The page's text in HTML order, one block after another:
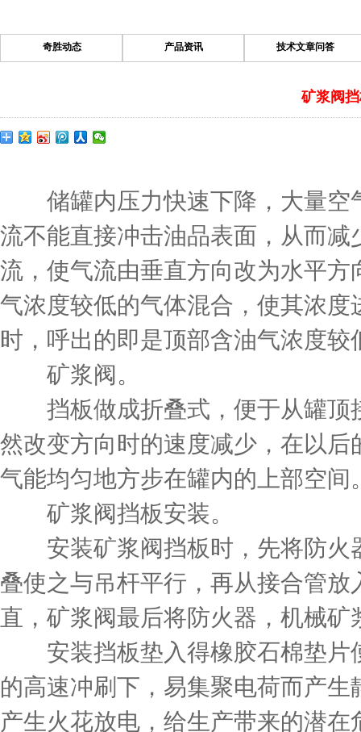
奇胜动态 产品资讯 技术文章问答
矿浆阀
储罐内压力快速下降，大量空
流不能直接冲击油品表面，从而
流，使气流由垂直方向改为水平
气浓度较低的气体混合，使其浓
时，呼出的即是顶部含油气浓度
矿浆阀。
挡板做成折叠式，便于从罐顶
然改变方向时的速度减少，在以
气能均匀地方步在罐内的上部空间
矿浆阀挡板安装。
安装矿浆阀挡板时，先将防火
叠使之与吊杆平行，再从接合管
直， 矿浆阀最后将防火器，机械矿
安装挡板垫入得橡胶石棉垫片
的高速冲刷下，易集聚电荷而产
产生火花放电，给生产带来的潜